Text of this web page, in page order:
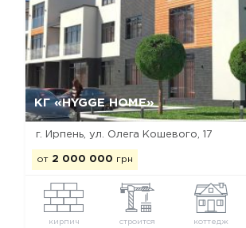
КГ «HYGGE HOME»
г. Ирпень, ул. Олега Кошевого, 17
от 2 000 000 грн
кирпич строится коттедж
Да, удалить Отмена